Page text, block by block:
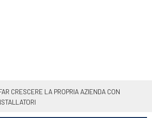
CRESCERE LA PROPRIA AZIENDA CON